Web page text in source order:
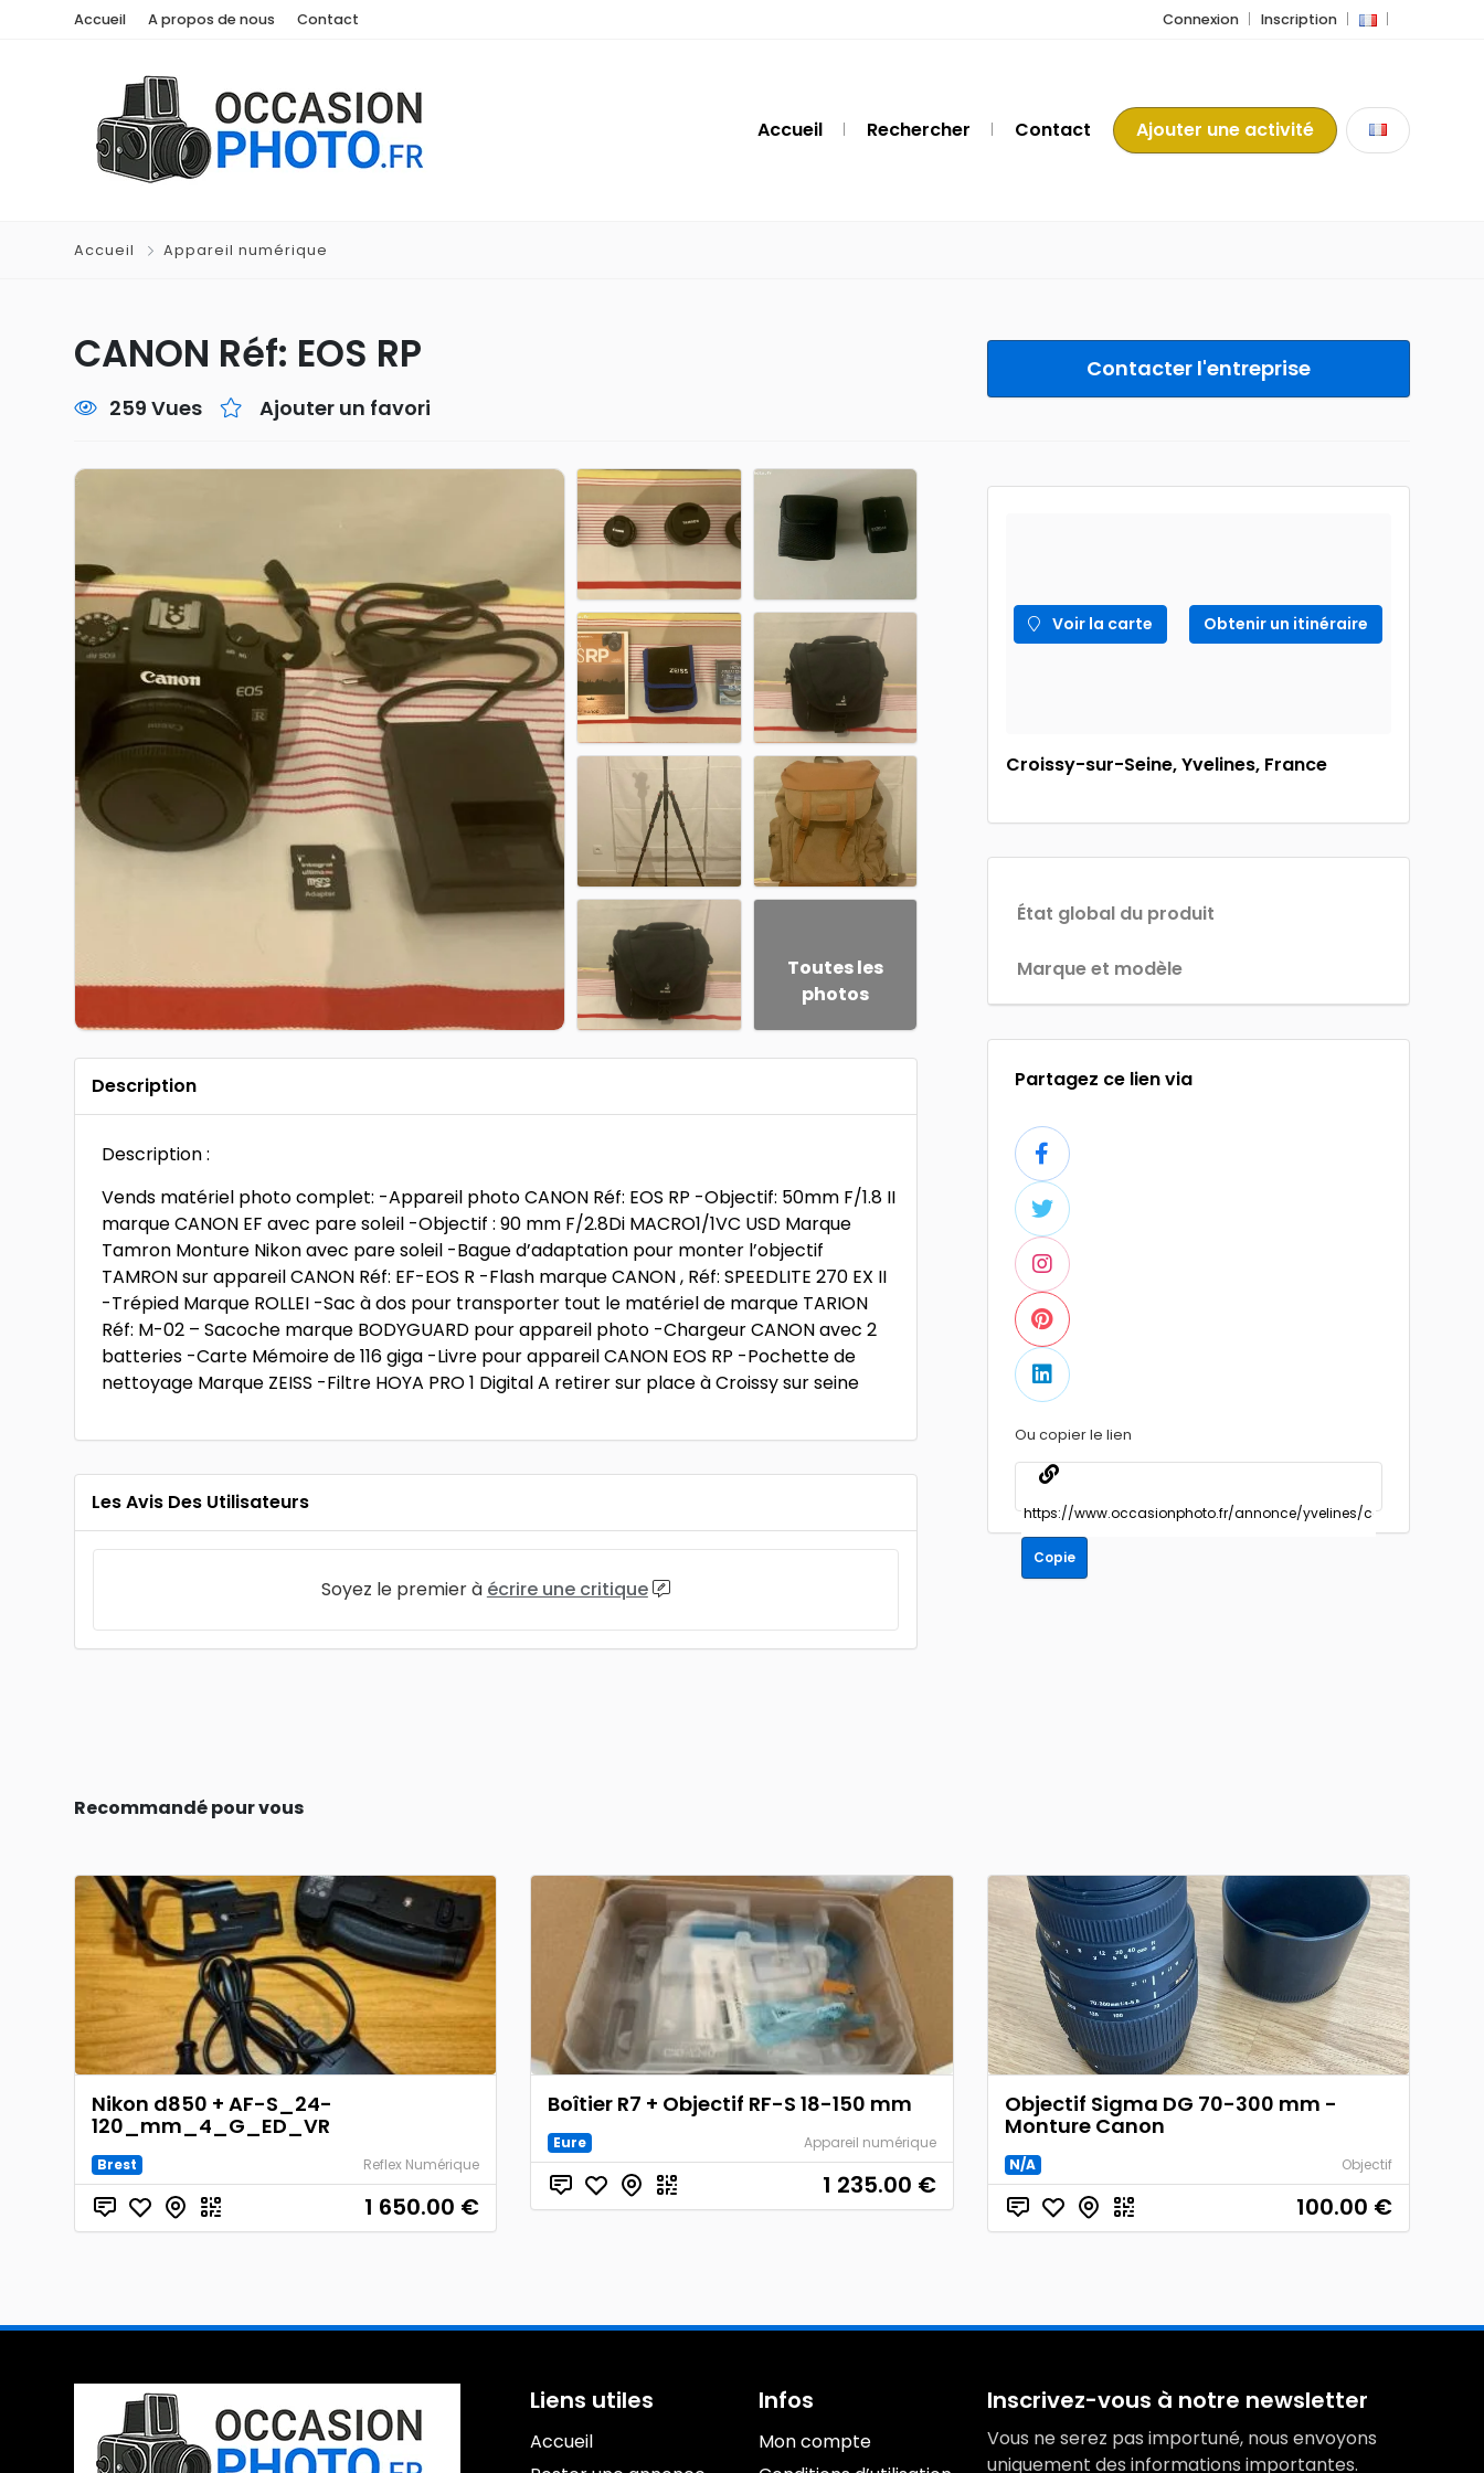
Accueil A propos de nous Contact Connexion Inscription
Accueil Rechercher Contact Ajouter une activité
Accueil Appareil numérique
CANON Réf: EOS RP
259 Vues Ajouter un favori
Contacter l'entreprise
Voir la carte Obtenir un itinéraire
Croissy-sur-Seine, Yvelines, France
État global du produit
Marque et modèle
Partagez ce lien via
Ou copier le lien
Copie
Toutes les
photos
Description
Description :
Vends matériel photo complet: -Appareil photo CANON Réf: EOS RP -Objectif: 50mm F/1.8 II
marque CANON EF avec pare soleil -Objectif : 90 mm F/2.8Di MACRO1/1VC USD Marque
Tamron Monture Nikon avec pare soleil -Bague d’adaptation pour monter l’objectif
TAMRON sur appareil CANON Réf: EF-EOS R -Flash marque CANON , Réf: SPEEDLITE 270 EX II
-Trépied Marque ROLLEI -Sac à dos pour transporter tout le matériel de marque TARION
Réf: M-02 – Sacoche marque BODYGUARD pour appareil photo -Chargeur CANON avec 2
batteries -Carte Mémoire de 116 giga -Livre pour appareil CANON EOS RP -Pochette de
nettoyage Marque ZEISS -Filtre HOYA PRO 1 Digital A retirer sur place à Croissy sur seine
Les Avis Des Utilisateurs
Soyez le premier à écrire une critique
Recommandé pour vous
Nikon d850 + AF-S_24-
120_mm_4_G_ED_VR
Brest Reflex Numérique
1 650.00 €
‎Boîtier R7 + Objectif RF-S 18-150 mm
Eure Appareil numérique
1 235.00 €
Objectif Sigma DG 70-300 mm -
Monture Canon
N/A Objectif
100.00 €
Liens utiles
Accueil
Infos
Mon compte
Inscrivez-vous à notre newsletter
Vous ne serez pas importuné, nous envoyons
uniquement des informations importantes.